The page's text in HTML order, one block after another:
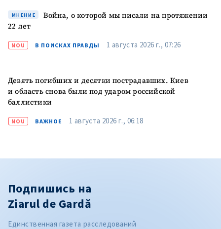
МНЕНИЕ
Война, о которой мы писали на протяжении
22 лет
NOU В ПОИСКАХ ПРАВДЫ 1 августа 2026 г., 07:26
Девять погибших и десятки пострадавших. Киев
и область снова были под ударом российской
баллистики
NOU ВАЖНОЕ 1 августа 2026 г., 06:18
Подпишись на
Ziarul de Gardă
Единственная газета расследований